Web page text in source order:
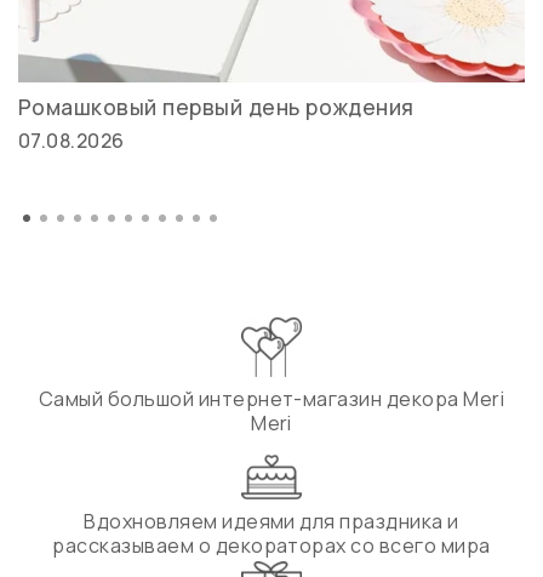
Ромашковый первый день рождения
07.08.2026
Самый большой интернет-магазин декора Meri
Meri
Вдохновляем идеями для праздника и
рассказываем о декораторах со всего мира